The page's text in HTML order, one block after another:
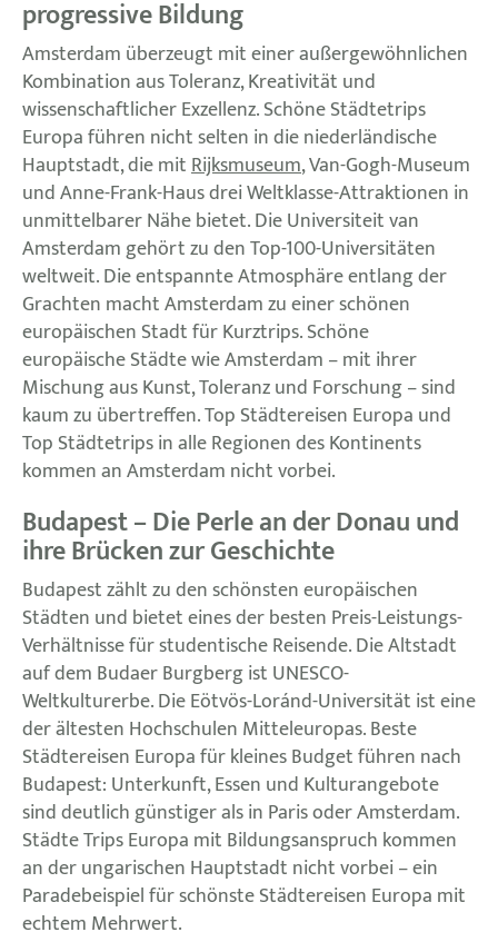
progressive Bildung
Amsterdam überzeugt mit einer außergewöhnlichen
Kombination aus Toleranz, Kreativität und
wissenschaftlicher Exzellenz. Schöne Städtetrips
Europa führen nicht selten in die niederländische
Hauptstadt, die mitRijksmuseum, Van-Gogh-Museum
und Anne-Frank-Haus drei Weltklasse-Attraktionen in
unmittelbarer Nähe bietet. Die Universiteit van
Amsterdam gehört zu den Top-100-Universitäten
weltweit. Die entspannte Atmosphäre entlang der
Grachten macht Amsterdam zu einer schönen
europäischen Stadt für Kurztrips. Schöne
europäische Städte wie Amsterdam – mit ihrer
Mischung aus Kunst, Toleranz und Forschung – sind
kaum zu übertreffen. Top Städtereisen Europa und
Top Städtetrips in alle Regionen des Kontinents
kommen an Amsterdam nicht vorbei.
Budapest – Die Perle an der Donau und
ihre Brücken zur Geschichte
Budapest zählt zu den schönsten europäischen
Städten und bietet eines der besten Preis-Leistungs-
Verhältnisse für studentische Reisende. Die Altstadt
auf dem Budaer Burgberg ist UNESCO-
Weltkulturerbe. Die Eötvös-Loránd-Universität ist eine
der ältesten Hochschulen Mitteleuropas. Beste
Städtereisen Europa für kleines Budget führen nach
Budapest: Unterkunft, Essen und Kulturangebote
sind deutlich günstiger als in Paris oder Amsterdam.
Städte Trips Europa mit Bildungsanspruch kommen
an der ungarischen Hauptstadt nicht vorbei – ein
Paradebeispiel für schönste Städtereisen Europa mit
echtem Mehrwert.